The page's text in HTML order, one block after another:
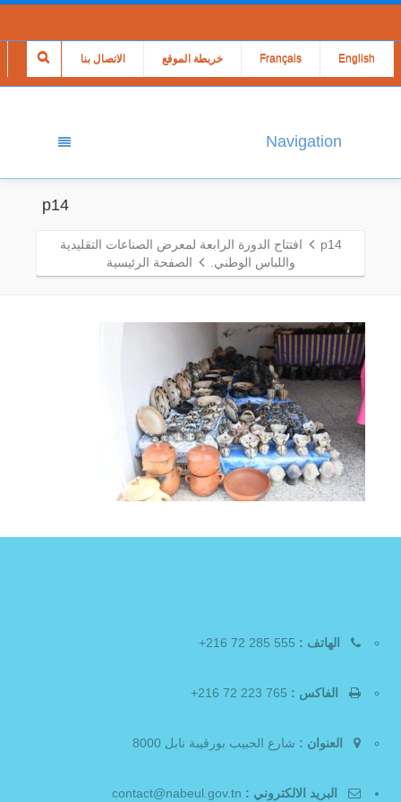
الاتصال بنا خريطة الموقع Français English
Navigation
p14
p14
افتتاح الدورة الرابعة لمعرض الصناعات التقليدية
واللباس الوطني.
الصفحة الرئيسية
الهاتف :
الفاكس :
العنوان : شارع الحبيب بورقيبة نابل 8000
البريد الالكتروني :